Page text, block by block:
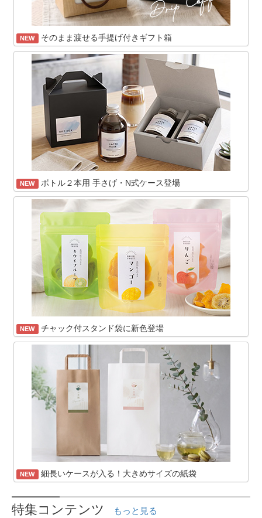
NEW そのまま渡せる手提げ付きギフト箱
NEW ボトル２本用 手さげ・N式ケース登場
NEW チャック付スタンド袋に新色登場
NEW 細長いケースが入る！大きめサイズの紙袋
特集コンテンツ もっと見る